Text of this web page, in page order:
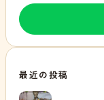
最近の投稿